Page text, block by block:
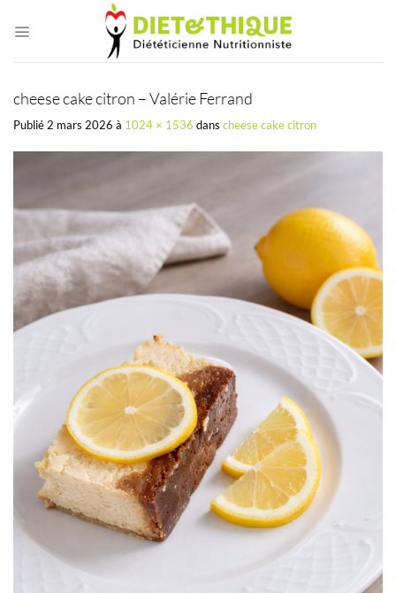
cheese cake citron – Valérie Ferrand
Publié 2 mars 2026 à 1024 × 1536 dans cheese cake citron